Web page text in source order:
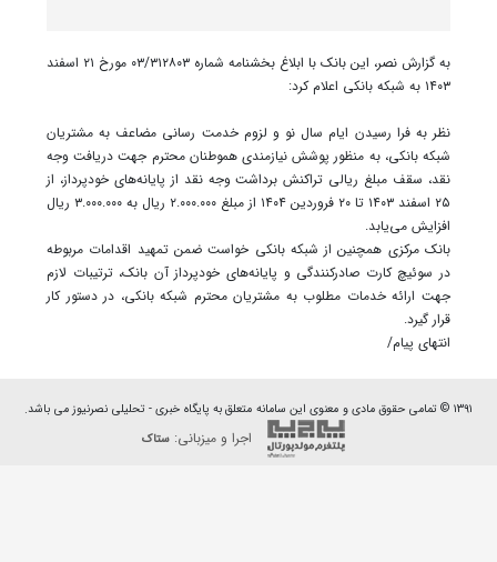
به گزارش نصر، این بانک با ابلاغ بخشنامه شماره ۰۳/۳۱۲۸۰۳ مورخ ۲۱ اسفند
۱۴۰۳ به شبکه بانکی اعلام کرد:
نظر به فرا رسیدن ایام سال نو و لزوم خدمت رسانی مضاعف به مشتریان
شبکه بانکی، به منظور پوشش نیازمندی هموطنان محترم جهت دریافت وجه
نقد، سقف مبلغ ریالی تراکنش برداشت وجه نقد از پایانه‌های خودپرداز، از
۲۵ اسفند ۱۴۰۳ تا ۲۰ فروردین ۱۴۰۴ از مبلغ ۲.۰۰۰.۰۰۰ ریال به ۳.۰۰۰.۰۰۰ ریال
افزایش می‌یابد.
بانک مرکزی همچنین از شبکه بانکی خواست ضمن تمهید اقدامات مربوطه
در سوئیچ کارت صادرکنندگی و پایانه‌های خودپرداز آن بانک، ترتیبات لازم
جهت ارائه خدمات مطلوب به مشتریان محترم شبکه بانکی، در دستور کار
قرار گیرد.‏‏
انتهای پیام/
۱۳۹۱ © تمامی حقوق مادی و معنوی این سامانه متعلق به پایگاه خبری - تحلیلی نصرنیوز می باشد.
اجرا و میزبانی:ستاک